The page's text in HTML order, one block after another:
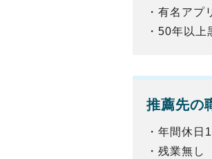
・有名アプ
・50年以
推薦先の
・年間休日
・残業無し